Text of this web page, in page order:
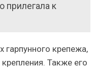
прилегала к
гарпунного крепежа,
Также его